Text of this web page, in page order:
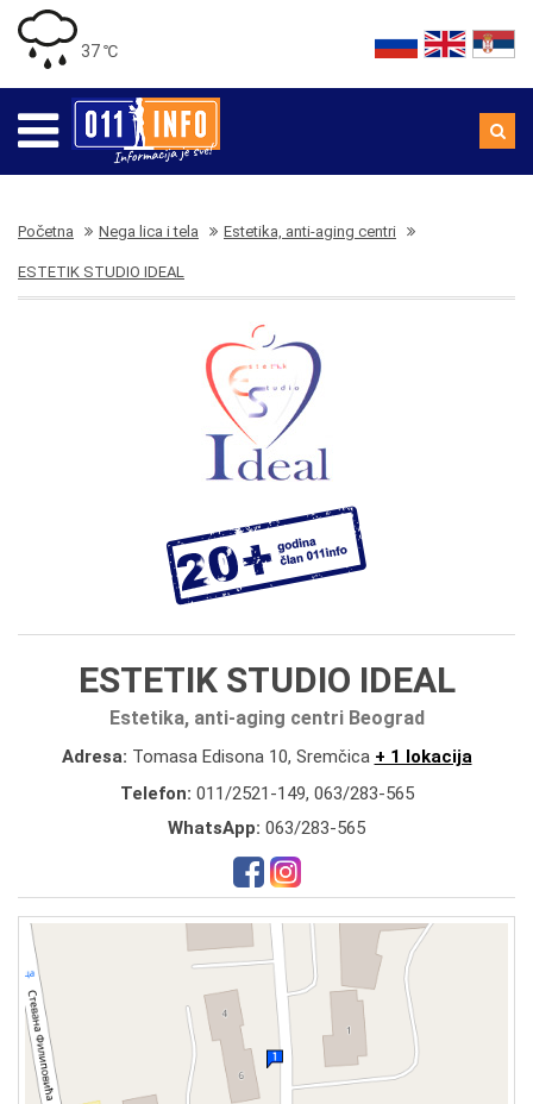
37 ℃
Početna Nega lica i tela Estetika, anti-aging centri
ESTETIK STUDIO IDEAL
ESTETIK STUDIO IDEAL
Estetika, anti-aging centri Beograd
Adresa: Tomasa Edisona 10, Sremčica + 1 lokacija
Telefon: 011/2521-149, 063/283-565
WhatsApp: 063/283-565